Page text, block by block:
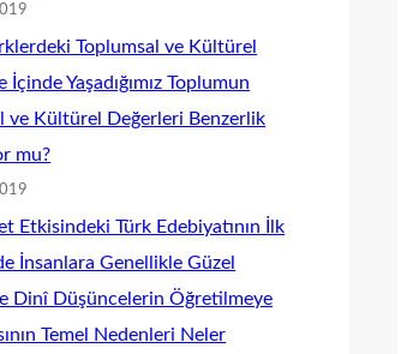
Toplumsal ve Kültürel
İçinde Yaşadığımız Toplumun
ve Kültürel Değerleri Benzerlik
mu?
Etkisindeki Türk Edebiyatının İlk
İnsanlara Genellikle Güzel
Dinî Düşüncelerin Öğretilmeye
Temel Nedenleri Neler